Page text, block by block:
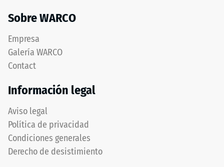
Sobre WARCO
Empresa
Galería WARCO
Contact
Información legal
Aviso legal
Política de privacidad
Condiciones generales
Derecho de desistimiento